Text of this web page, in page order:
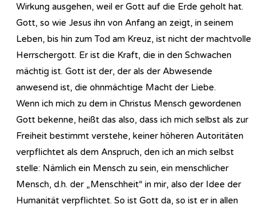
Wirkung ausgehen, weil er Gott auf die Erde geholt hat.
Gott, so wie Jesus ihn von Anfang an zeigt, in seinem
Leben, bis hin zum Tod am Kreuz, ist nicht der machtvolle
Herrschergott. Er ist die Kraft, die in den Schwachen
mächtig ist. Gott ist der, der als der Abwesende
anwesend ist, die ohnmächtige Macht der Liebe.
Wenn ich mich zu dem in Christus Mensch gewordenen
Gott bekenne, heißt das also, dass ich mich selbst als zur
Freiheit bestimmt verstehe, keiner höheren Autoritäten
verpflichtet als dem Anspruch, den ich an mich selbst
stelle: Nämlich ein Mensch zu sein, ein menschlicher
Mensch, d.h. der „Menschheit“ in mir, also der Idee der
Humanität verpflichtet. So ist Gott da, so ist er in allen